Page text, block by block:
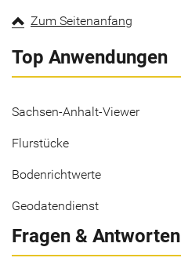
Zum Seitenanfang
Top Anwendungen
Sachsen-Anhalt-Viewer
Flurstücke
Bodenrichtwerte
Geodatendienst
Fragen & Antworten